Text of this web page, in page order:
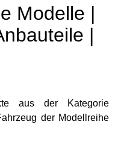
Modelle |
|
aus der Kategorie
der Modellreihe